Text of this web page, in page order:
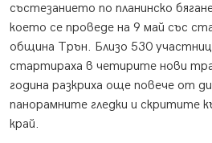
състезанието по планинско
което се проведе на 9 май със
община Трън. Близо 530
стартираха в четирите нови
година разкриха още повече от
панорамните гледки и скритите
край.